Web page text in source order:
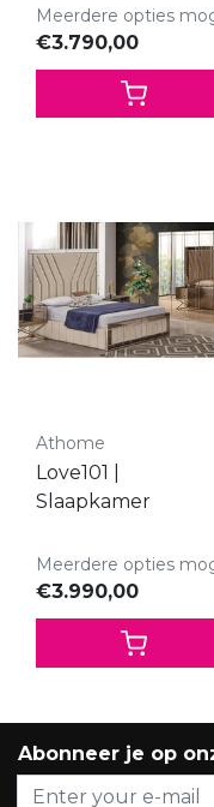
€3.790,00
Athome
Love101 |
Slaapkamer
€3.990,00
Abonneer je op